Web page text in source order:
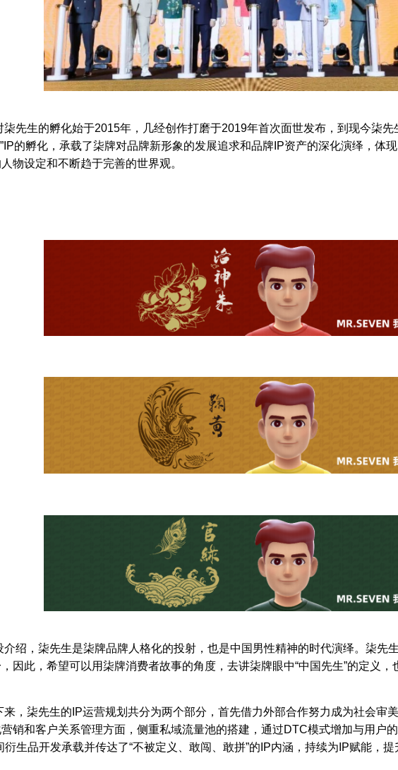
柒先生的孵化始于2015年，几经创作打磨于2019年首次面世发布，到现今柒
的孵化，承载了柒牌对品牌新形象的发展追求和品牌IP资产的深化演绎，体
物设定和不断趋于完善的世界观。
介绍，柒先生是柒牌品牌人格化的投射，也是中国男性精神的时代演绎。柒先
因此，希望可以用柒牌消费者故事的⻆度，去讲柒牌眼中“中国先生”的定义，
来，柒先生的IP运营规划共分为两个部分，首先借力外部合作努力成为社会审
销和客户关系管理方面，侧重私域流量池的搭建，通过DTC模式增加与用户
衍生品开发承载并传达了“不被定义、敢闯、敢拼”的IP内涵，持续为IP赋能，提